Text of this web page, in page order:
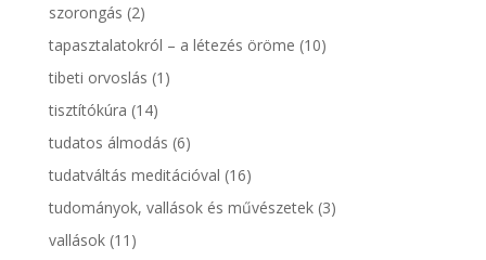
szorongás (2)
tapasztalatokról – a létezés öröme (10)
tibeti orvoslás (1)
tisztítókúra (14)
tudatos álmodás (6)
tudatváltás meditációval (16)
tudományok, vallások és művészetek(3)
vallások(11)